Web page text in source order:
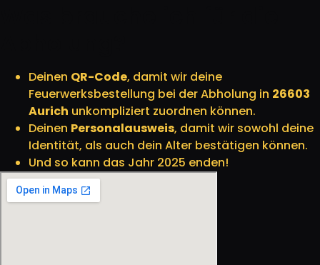
Deinen QR-Code, damit wir deine
Feuerwerksbestellung bei der Abholung in 26603
Aurich unkompliziert zuordnen können.
Deinen Personalausweis, damit wir sowohl deine
Identität, als auch dein Alter bestätigen können.
Und so kann das Jahr 2025 enden!